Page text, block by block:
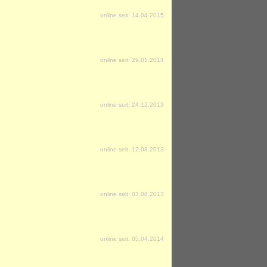
online seit: 14.04.2015
online seit: 29.01.2014
online seit: 24.12.2013
online seit: 12.08.2013
online seit: 03.08.2013
online seit: 05.04.2014